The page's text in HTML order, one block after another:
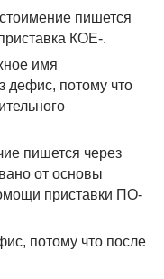
пишется
КОЕ-.
имя
дефис, потому что
пишется через
от основы
приставки ПО-
потому что после